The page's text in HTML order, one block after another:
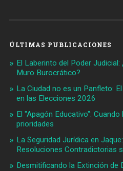
ÚLTIMAS PUBLICACIONES
El Laberinto del Poder
Muro Burocrático?
La Ciudad no es un Panfleto:
en las Elecciones 2026
El "Apagón Educativo":
prioridades
La Seguridad Jurídica en
Resoluciones Contradictorias
Desmitificando la Extinción de